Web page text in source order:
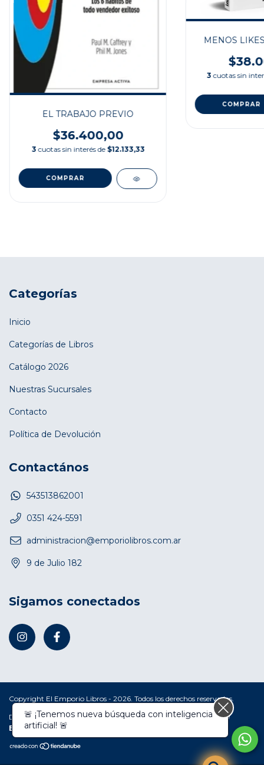
EL TRABAJO PREVIO
$36.400,00
3 cuotas sin interés de $12.133,33
MENOS
3 cuotas sin
Categorías
Inicio
Categorías de Libros
Catálogo 2026
Nuestras Sucursales
Contacto
Política de Devolución
Contactános
543513862001
0351 424-5591
administracion@emporiolibros.com.ar
9 de Julio 182
Sigamos conectados
Copyright El Emporio Libros - 2026. Todos los derechos reservados.
Defensa de las y los consumidores. Para reclamos ingresá acá. /
Botón de arrepentimiento
🚨 ¡Tenemos nueva búsqueda con inteligencia
artificial! 🚨